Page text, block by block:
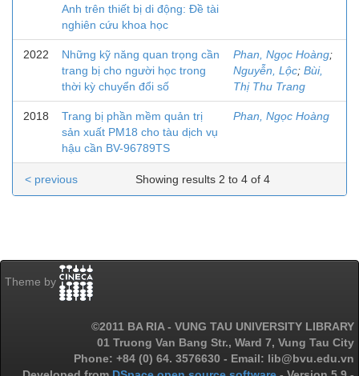
Anh trên thiết bị di động: Đề tài
nghiên cứu khoa học
2022
Những kỹ năng quan trọng cần
trang bị cho người học trong
thời kỳ chuyển đổi số
Phan, Ngọc Hoàng;
Nguyễn, Lộc; Bùi,
Thị Thu Trang
2018
Trang bị phần mềm quản trị
sản xuất PM18 cho tàu dịch vụ
hậu cần BV-96789TS
Phan, Ngọc Hoàng
Showing results 2 to 4 of 4
< previous
Theme by
©2011 BA RIA - VUNG TAU UNIVERSITY LIBRARY
01 Truong Van Bang Str., Ward 7, Vung Tau City
Phone: +84 (0) 64. 3576630 - Email: lib@bvu.edu.vn